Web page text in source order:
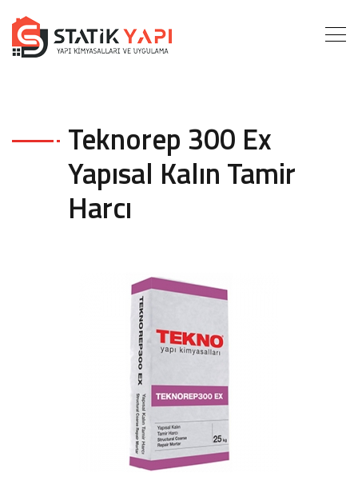
Teknorep 300 Ex
Yapısal Kalın Tamir
Harcı